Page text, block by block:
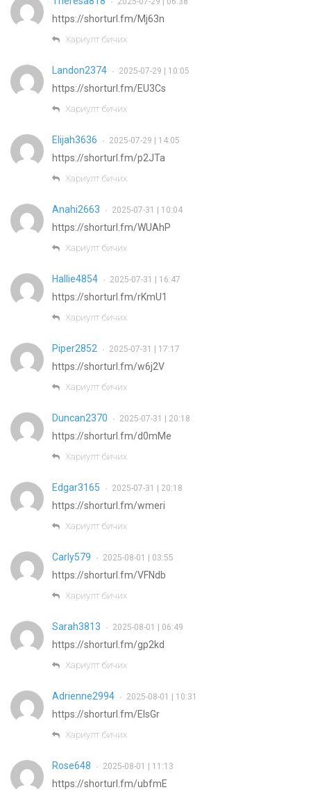
•
https://shorturl.fm/Mj63n
Хариулт бичих
Landon2374 • 2025-07-29 | 10:05
https://shorturl.fm/EU3Cs
Хариулт бичих
Elijah3636 • 2025-07-29 | 14:05
https://shorturl.fm/p2JTa
Хариулт бичих
Anahi2663 • 2025-07-31 | 10:04
https://shorturl.fm/WUAhP
Хариулт бичих
Hallie4854 • 2025-07-31 | 16:47
https://shorturl.fm/rKmU1
Хариулт бичих
Piper2852 • 2025-07-31 | 17:17
https://shorturl.fm/w6j2V
Хариулт бичих
Duncan2370 • 2025-07-31 | 20:18
https://shorturl.fm/d0mMe
Хариулт бичих
Edgar3165 • 2025-07-31 | 20:18
https://shorturl.fm/wmeri
Хариулт бичих
Carly579 • 2025-08-01 | 03:55
https://shorturl.fm/VFNdb
Хариулт бичих
Sarah3813 • 2025-08-01 | 06:49
https://shorturl.fm/gp2kd
Хариулт бичих
Adrienne2994 • 2025-08-01 | 10:31
https://shorturl.fm/ElsGr
Хариулт бичих
Rose648 • 2025-08-01 | 11:13
https://shorturl.fm/ubfmE